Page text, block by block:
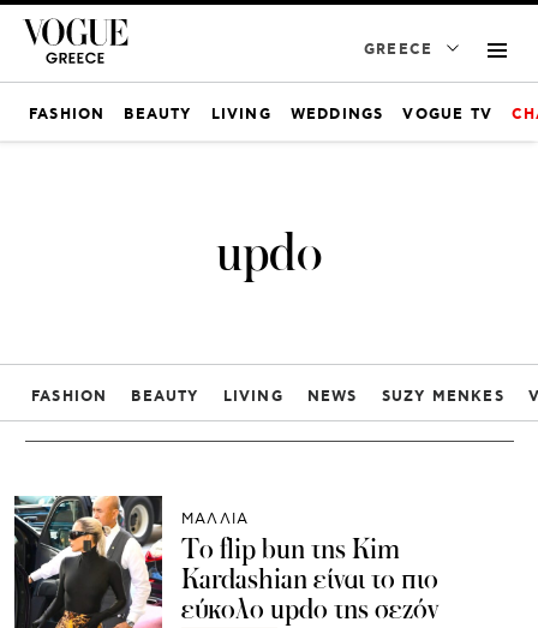
GREECE
FASHION BEAUTY LIVING WEDDINGS VOGUE TV
updo
FASHION BEAUTY LIVING NEWS SUZY MENKES
ΜΑΛΛΙΑ
To flip bun της Kim
Kardashian είναι το πιο
εύκολο updo της σεζόν